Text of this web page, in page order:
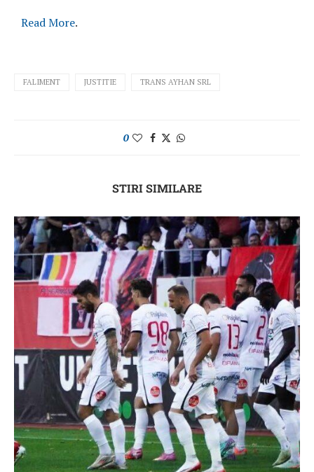
Read More.
FALIMENT JUSTITIE TRANS AYHAN SRL
0
STIRI SIMILARE